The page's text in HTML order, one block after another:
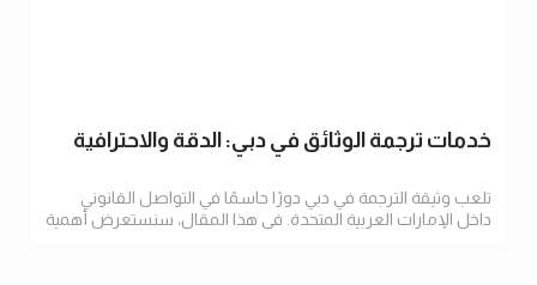
خدمات ترجمة الوثائق في دبي: الدقة والاحترافية
تلعب وثيقة الترجمة في دبي دورًا حاسمًا في التواصل القانوني
داخل الإمارات العربية المتحدة. في هذا المقال، سنستعرض أهمية